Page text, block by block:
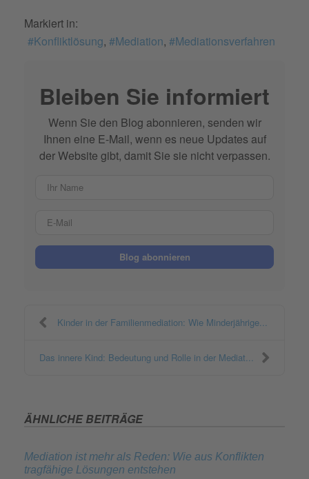
Markiert in:
Konfliktlösung
Mediation Mediationsverfahren
Bleiben Sie informiert
Wenn Sie den Blog abonnieren, senden wir
Ihnen eine E-Mail, wenn es neue Updates auf
der Website gibt, damit Sie sie nicht verpassen.
Blog abonnieren
Kinder in der Familienmediation: Wie Minderjährige...
Das innere Kind: Bedeutung und Rolle in der Mediat...
ÄHNLICHE BEITRÄGE
Mediation ist mehr als Reden: Wie aus Konflikten
tragfähige Lösungen entstehen